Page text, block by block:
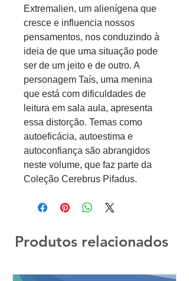
Extremalien, um alienígena que
cresce e influencia nossos
pensamentos, nos conduzindo à
ideia de que uma situação pode
ser de um jeito e de outro. A
personagem Taís, uma menina
que está com dificuldades de
leitura em sala aula, apresenta
essa distorção. Temas como
autoeficácia, autoestima e
autoconfiança são abrangidos
neste volume, que faz parte da
Coleção Cerebrus Pifadus.
Produtos relacionados